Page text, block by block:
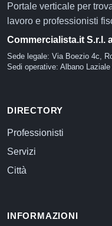
Portale verticale per
lavoro e professionisti
Commercialista.it S.r.l.
Sede legale: Via Boezio 4c,
Sedi operative: Albano
DIRECTORY
Professionisti
Servizi
Città
INFORMAZIONI